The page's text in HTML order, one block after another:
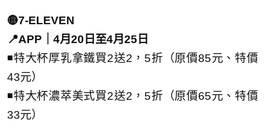
🟡7-ELEVEN
📍APP｜4月20日至4月25日
◾特大杯厚乳拿鐵買2送2，5折（原價85元、特價
43元）
◾特大杯濃萃美式買2送2，5折（原價65元、特價
33元）